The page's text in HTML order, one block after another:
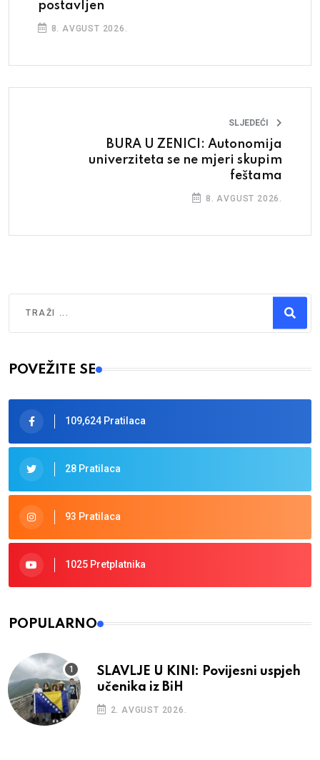
postavljen
8. AVGUST 2026.
SLJEDEĆI
BURA U ZENICI: Autonomija
univerziteta se ne mjeri skupim
feštama
8. AVGUST 2026.
Type 2 or more characters for results.
POVEŽITE SE
109,624 Pratilaca
28 Pratilaca
93 Pratilaca
1025 Pretplatnika
POPULARNO
SLAVLJE U KINI: Povijesni uspjeh
učenika iz BiH
2. AVGUST 2026.